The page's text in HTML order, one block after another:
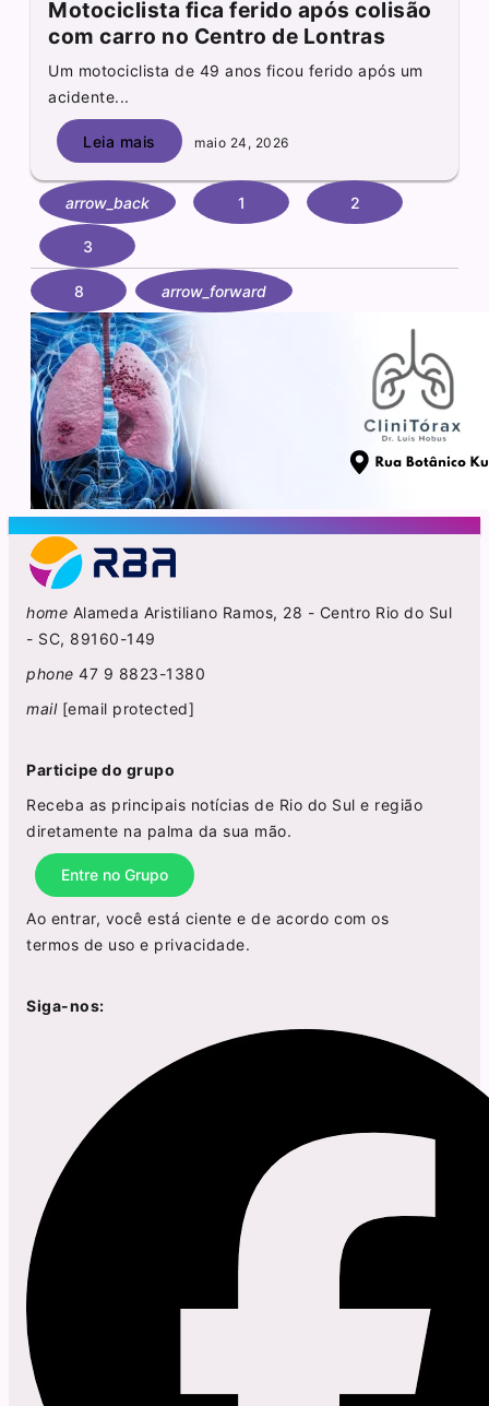
Motociclista fica ferido após colisão
com carro no Centro de Lontras
Um motociclista de 49 anos ficou ferido após um
acidente...
Leia mais maio 24, 2026
arrow_back 1 2
3
8 arrow_forward
home Alameda Aristiliano Ramos, 28 - Centro Rio do Sul
- SC, 89160-149
phone 47 9 8823-1380
mail [email protected]
Participe do grupo
Receba as principais notícias de Rio do Sul e região
diretamente na palma da sua mão.
Entre no Grupo
Ao entrar, você está ciente e de acordo com os
termos de uso e privacidade.
Siga-nos: